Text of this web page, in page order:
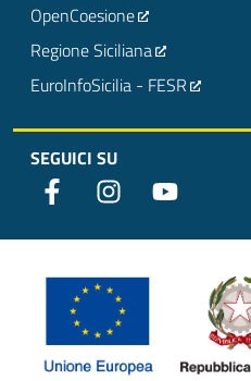
OpenCoesione
Regione Siciliana
EuroInfoSicilia - FESR
SEGUICI SU